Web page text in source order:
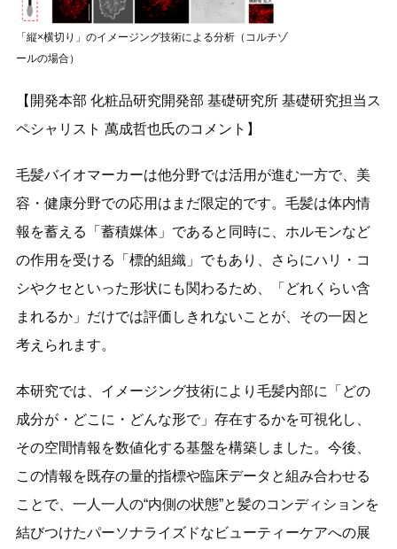
「縦×横切り」のイメージング技術による分析（コルチゾ
ールの場合）
【開発本部 化粧品研究開発部 基礎研究所 基礎研究担当ス
ペシャリスト 萬成哲也氏のコメント】
毛髪バイオマーカーは他分野では活用が進む一方で、美
容・健康分野での応用はまだ限定的です。毛髪は体内情
報を蓄える「蓄積媒体」であると同時に、ホルモンなど
の作用を受ける「標的組織」でもあり、さらにハリ・コ
シやクセといった形状にも関わるため、「どれくらい含
まれるか」だけでは評価しきれないことが、その一因と
考えられます。
本研究では、イメージング技術により毛髪内部に「どの
成分が・どこに・どんな形で」存在するかを可視化し、
その空間情報を数値化する基盤を構築しました。今後、
この情報を既存の量的指標や臨床データと組み合わせる
ことで、一人一人の“内側の状態”と髪のコンディションを
結びつけたパーソナライズドなビューティーケアへの展